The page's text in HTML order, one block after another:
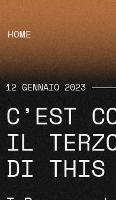
HOME
12 GENNAIO 2023
C’EST
IL
DI THIS